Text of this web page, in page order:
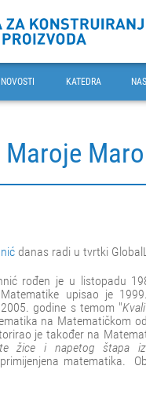
NOVOSTI KATEDRA
Maroje
danas radi u tvrtki
rođen je u listopadu
upisao je
godine s temom "
na Matematičkom
je također na
žice i napetog štapa iz
matematika.